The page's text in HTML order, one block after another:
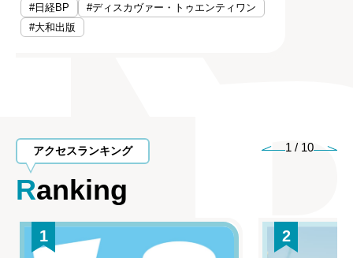
#日経BP
#ディスカヴァー・トゥエンティワン
#大和出版
アクセスランキング
Ranking
1 / 10
1 2